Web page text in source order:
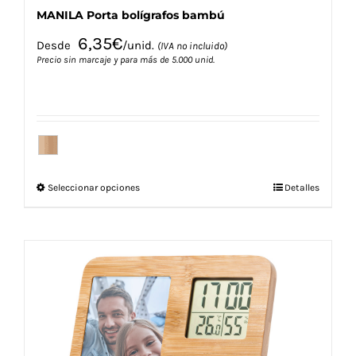
MANILA Porta bolígrafos bambú
Desde 6,35€/unid. (IVA no incluido)
Precio sin marcaje y para más de 5.000 unid.
Seleccionar opcionesEste
variantes.
Las
opciones
se
pueden
elegir
Detalles